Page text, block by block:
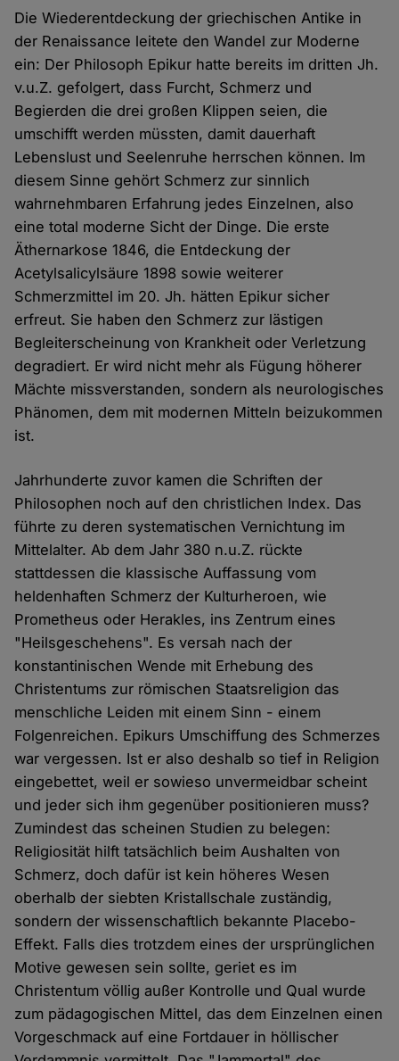
Die Wiederentdeckung der griechischen Antike in
der Renaissance leitete den Wandel zur Moderne
ein: Der Philosoph Epikur hatte bereits im dritten Jh.
v.u.Z. gefolgert, dass Furcht, Schmerz und
Begierden die drei großen Klippen seien, die
umschifft werden müssten, damit dauerhaft
Lebenslust und Seelenruhe herrschen können. Im
diesem Sinne gehört Schmerz zur sinnlich
wahrnehmbaren Erfahrung jedes Einzelnen, also
eine total moderne Sicht der Dinge. Die erste
Äthernarkose 1846, die Entdeckung der
Acetylsalicylsäure 1898 sowie weiterer
Schmerzmittel im 20. Jh. hätten Epikur sicher
erfreut. Sie haben den Schmerz zur lästigen
Begleiterscheinung von Krankheit oder Verletzung
degradiert. Er wird nicht mehr als Fügung höherer
Mächte missverstanden, sondern als neurologisches
Phänomen, dem mit modernen Mitteln beizukommen
ist.
Jahrhunderte zuvor kamen die Schriften der
Philosophen noch auf den christlichen Index. Das
führte zu deren systematischen Vernichtung im
Mittelalter. Ab dem Jahr 380 n.u.Z. rückte
stattdessen die klassische Auffassung vom
heldenhaften Schmerz der Kulturheroen, wie
Prometheus oder Herakles, ins Zentrum eines
"Heilsgeschehens". Es versah nach der
konstantinischen Wende mit Erhebung des
Christentums zur römischen Staatsreligion das
menschliche Leiden mit einem Sinn - einem
Folgenreichen. Epikurs Umschiffung des Schmerzes
war vergessen. Ist er also deshalb so tief in Religion
eingebettet, weil er sowieso unvermeidbar scheint
und jeder sich ihm gegenüber positionieren muss?
Zumindest das scheinen Studien zu belegen:
Religiosität hilft tatsächlich beim Aushalten von
Schmerz, doch dafür ist kein höheres Wesen
oberhalb der siebten Kristallschale zuständig,
sondern der wissenschaftlich bekannte Placebo-
Effekt. Falls dies trotzdem eines der ursprünglichen
Motive gewesen sein sollte, geriet es im
Christentum völlig außer Kontrolle und Qual wurde
zum pädagogischen Mittel, das dem Einzelnen einen
Vorgeschmack auf eine Fortdauer in höllischer